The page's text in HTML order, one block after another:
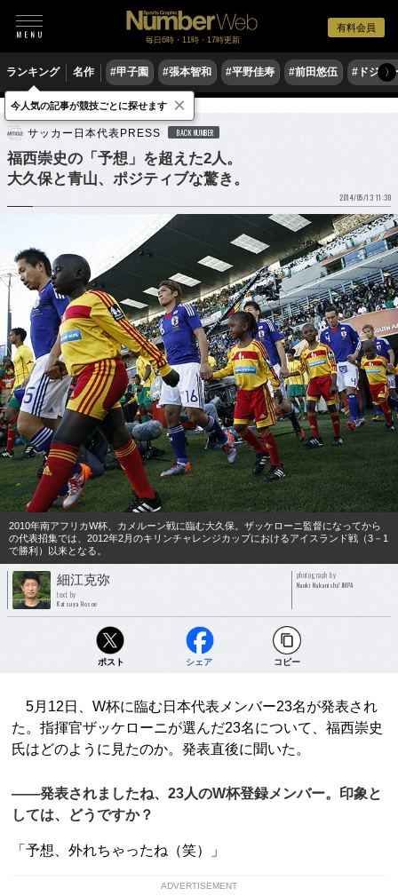
有料会員
毎日6時・11時・17時更新
ランキング 名作 #甲子園 #張本智和 #平野佳寿 #前田悠伍 #ドジャ
〉
サッカー サッカー日本代表
サッカー日本代表PRESS BACK NUMBER
福西崇史の「予想」を超えた2人。
大久保と青山、ポジティブな驚き。
2014/05/13 11:30
2010年南アフリカW杯、カメルーン戦に臨む大久保。ザッケローニ監督になってから
の代表招集では、2012年2月のキリンチャレンジカップにおけるアイスランド戦（3－1
で勝利）以来となる。
細江克弥
text by
Katsuya Hosoe
photograph by
Naoki Nakanishi/JMPA
ポスト シェア コピー
5月12日、W杯に臨む日本代表メンバー23名が発表され
た。指揮官ザッケローニが選んだ23名について、福西崇史
氏はどのように見たのか。発表直後に聞いた。
――発表されましたね、23人のW杯登録メンバー。印象と
しては、どうですか？
「予想、外れちゃったね（笑）」
ADVERTISEMENT
今人気の記事が競技ごとに探せます ×